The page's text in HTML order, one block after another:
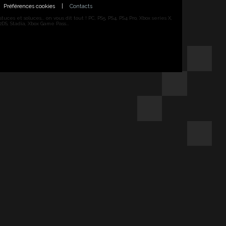
Préférences cookies Contacts
et soluces... on vous dit tout ! PC, PS5, PS4, PS4 Pro, Xbox series X,
Stadia, Xbox Game Pass...